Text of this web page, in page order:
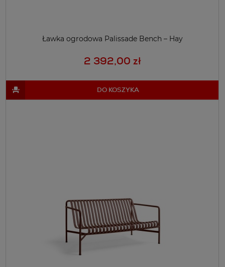
Ławka ogrodowa Palissade Bench – Hay
2 392,00 zł
DO KOSZYKA